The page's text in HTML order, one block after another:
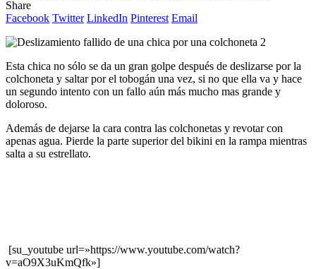
Share
Facebook Twitter LinkedIn Pinterest Email
Esta chica no sólo se da un gran golpe después de deslizarse por la
colchoneta y saltar por el tobogán una vez, si no que ella va y hace
un segundo intento con un fallo aún más mucho mas grande y
doloroso.
Además de dejarse la cara contra las colchonetas y revotar con
apenas agua. Pierde la parte superior del bikini en la rampa mientras
salta a su estrellato.
[su_youtube url=»https://www.youtube.com/watch?
v=aO9X3uKmQfk»]